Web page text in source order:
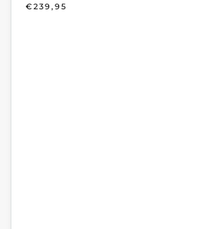
€239,95